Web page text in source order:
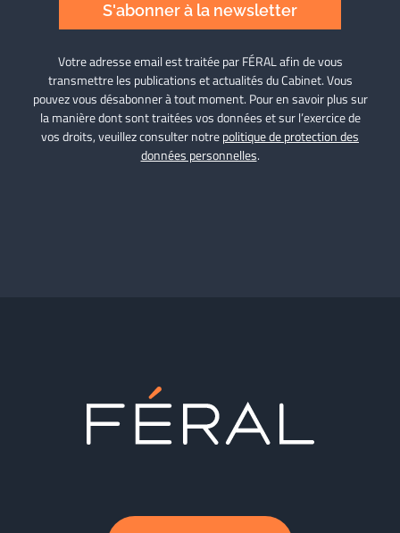
S'abonner à la newsletter
Votre adresse email est traitée par FÉRAL afin de vous
transmettre les publications et actualités du Cabinet. Vous
pouvez vous désabonner à tout moment. Pour en savoir plus sur
la manière dont sont traitées vos données et sur l’exercice de
vos droits, veuillez consulter notrepolitique de protection des
données personnelles.